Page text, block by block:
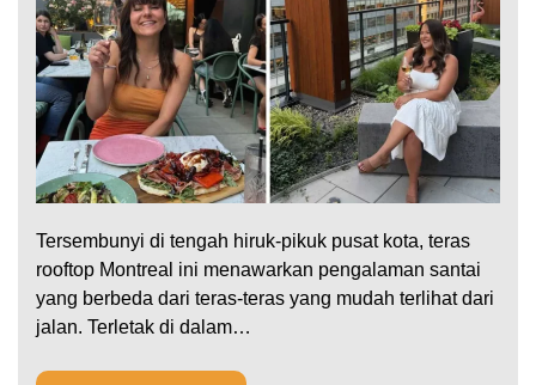
Tersembunyi di tengah hiruk-pikuk pusat kota, teras
rooftop Montreal ini menawarkan pengalaman santai
yang berbeda dari teras-teras yang mudah terlihat dari
jalan. Terletak di dalam…